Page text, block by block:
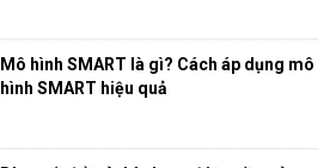
Mô hình SMART là gì? Cách áp dụng mô
hình SMART hiệu quả